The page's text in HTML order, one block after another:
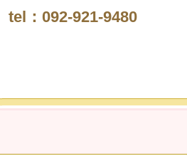
tel：092-921-9480